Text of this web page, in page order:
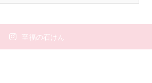
至福の石けん